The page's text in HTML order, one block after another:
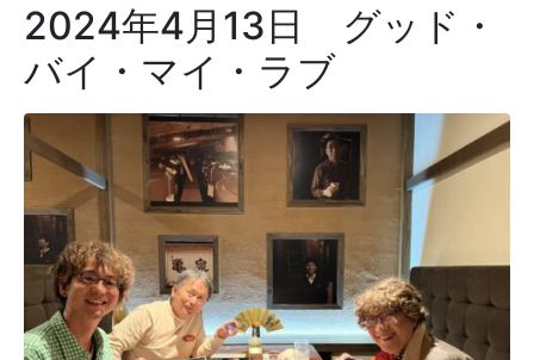
2024年4月13日 グッド・
バイ・マイ・ラブ